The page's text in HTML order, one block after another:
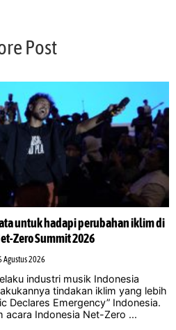
Post
untuk hadapi perubahan iklim di
Zero Summit 2026
Agustus 2026
industri musik Indonesia
tindakan iklim yang lebih
Declares Emergency” Indonesia.
acara Indonesia Net-Zero ...